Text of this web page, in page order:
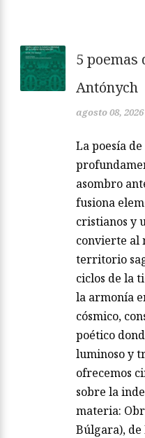
5 poemas
Antónych
agosto 08, 2026
La poesía
asombro
fusiona
cristianos y
convierte al
territorio
ciclos de la
la armonía
cósmico,
poético
luminoso y
ofrecemos
sobre la
materia:
Búlgara),